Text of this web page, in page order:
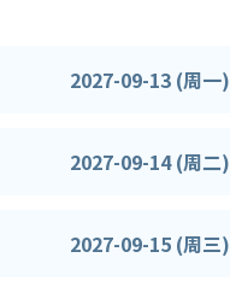
2027-09-13 (周一)
2027-09-14 (周二)
2027-09-15 (周三)